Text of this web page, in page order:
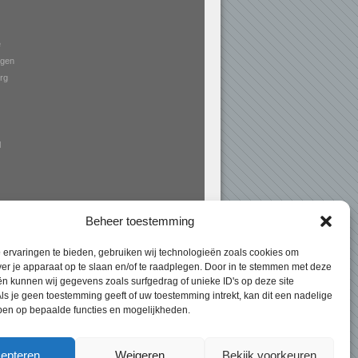
Beheer toestemming
ervaringen te bieden, gebruiken wij technologieën zoals cookies om
je apparaat op te slaan en/of te raadplegen. Door in te stemmen met deze
kunnen wij gegevens zoals surfgedrag of unieke ID's op deze site
je geen toestemming geeft of uw toestemming intrekt, kan dit een nadelige
op bepaalde functies en mogelijkheden.
Weigeren Bekijk voorkeuren
Expert> Markiezen Denekamp – hoogte
prijzen!